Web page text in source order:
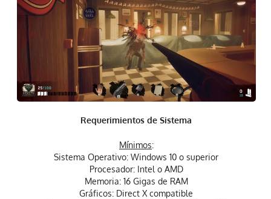
Requerimientos de Sistema
Mínimos:
Sistema Operativo: Windows 10 o superior
Procesador: Intel o AMD
Memoria: 16 Gigas de RAM
Gráficos: Direct X compatible